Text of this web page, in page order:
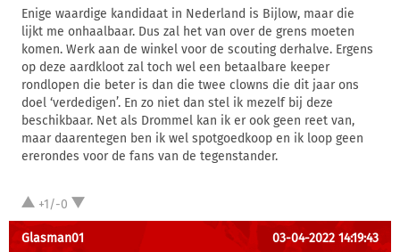
Enige waardige kandidaat in Nederland is Bijlow, maar die
lijkt me onhaalbaar. Dus zal het van over de grens moeten
komen. Werk aan de winkel voor de scouting derhalve. Ergens
op deze aardkloot zal toch wel een betaalbare keeper
rondlopen die beter is dan die twee clowns die dit jaar ons
doel ‘verdedigen’. En zo niet dan stel ik mezelf bij deze
beschikbaar. Net als Drommel kan ik er ook geen reet van,
maar daarentegen ben ik wel spotgoedkoop en ik loop geen
ererondes voor de fans van de tegenstander.
+1/-0
Glasman01 03-04-2022 14:19:43